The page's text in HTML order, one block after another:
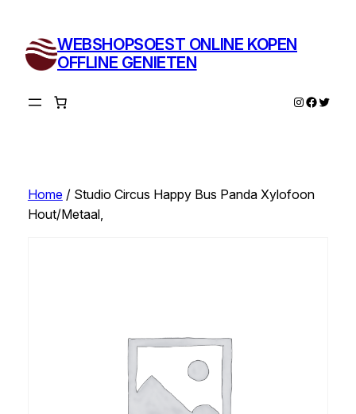
inhoud
WEBSHOPSOEST ONLINE KOPEN
OFFLINE GENIETEN
Instagram
Twitter
Home/ Studio Circus Happy Bus Panda Xylofoon
Hout/Metaal,